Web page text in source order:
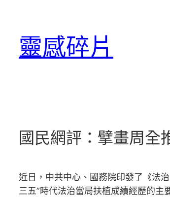
靈感碎片
國民網評：擘畫周全
近日，中共中心、國務院印發了《法
三五”時代法治當局扶植成績經歷的主